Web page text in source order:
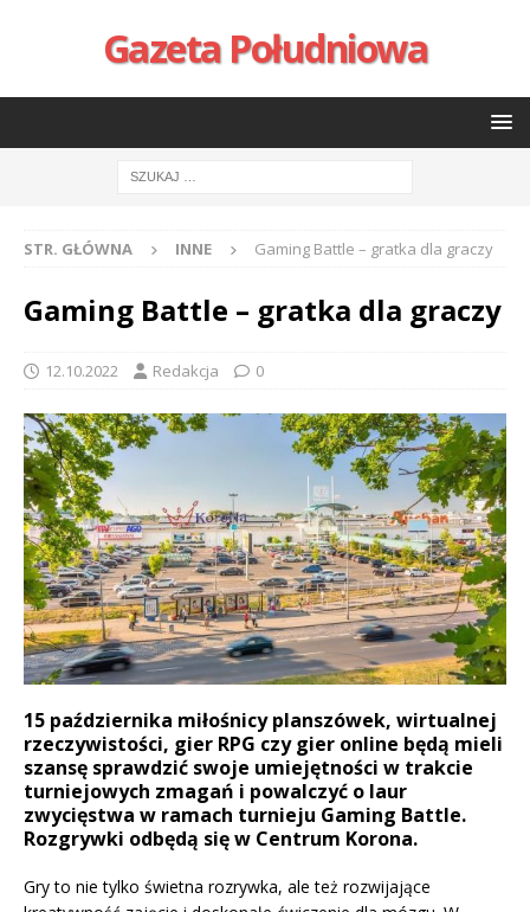
Gazeta Południowa
STR. GŁÓWNA INNE Gaming Battle – gratka dla graczy
Gaming Battle – gratka dla graczy
12.10.2022 Redakcja 0
15 października miłośnicy planszówek, wirtualnej
rzeczywistości, gier RPG czy gier online będą mieli
szansę sprawdzić swoje umiejętności w trakcie
turniejowych zmagań i powalczyć o laur
zwycięstwa w ramach turnieju Gaming Battle.
Rozgrywki odbędą się w Centrum Korona.
Gry to nie tylko świetna rozrywka, ale też rozwijające